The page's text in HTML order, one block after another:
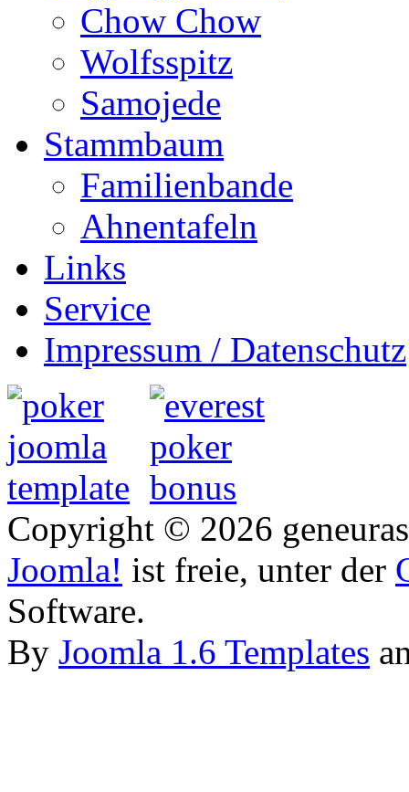
Chow Chow
Wolfsspitz
Samojede
Stammbaum
Familienbande
Ahnentafeln
Links
Service
Impressum / Datenschutz
Copyright © 2026
Joomla! ist freie, unter der
Software.
By Joomla 1.6 Templates